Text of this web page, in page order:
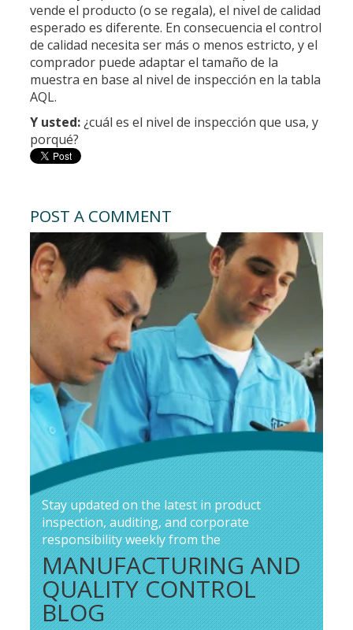
vende el producto (o se regala), el nivel de calidad
esperado es diferente. En consecuencia el control
de calidad necesita ser más o menos estricto, y el
comprador puede adaptar el tamaño de la
muestra en base al nivel de inspección en la tabla
AQL.
Y usted:¿cuál es el nivel de inspección que usa, y
porqué?
POST A COMMENT
Stay updated on the latest in product
inspection, auditing, and corporate
responsibility weekly from the
MANUFACTURING AND
QUALITY CONTROL
BLOG